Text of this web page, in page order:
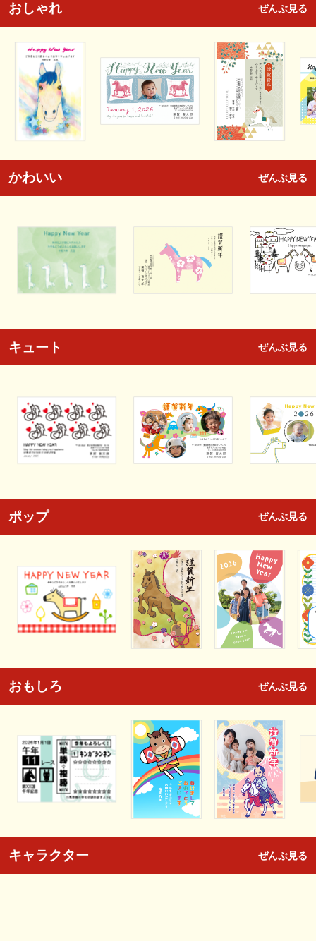
おしゃれ ぜんぶ見る
かわいい ぜんぶ見る
キュート ぜんぶ見る
ポップ ぜんぶ見る
おもしろ ぜんぶ見る
キャラクター ぜんぶ見る